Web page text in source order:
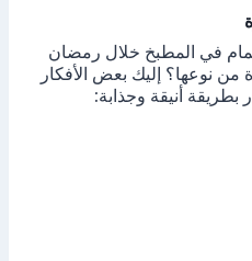
في المطبخ خلال رمضان
من نوعها؟ إليك بعض الأفكار
بطريقة أنيقة وجذابة: